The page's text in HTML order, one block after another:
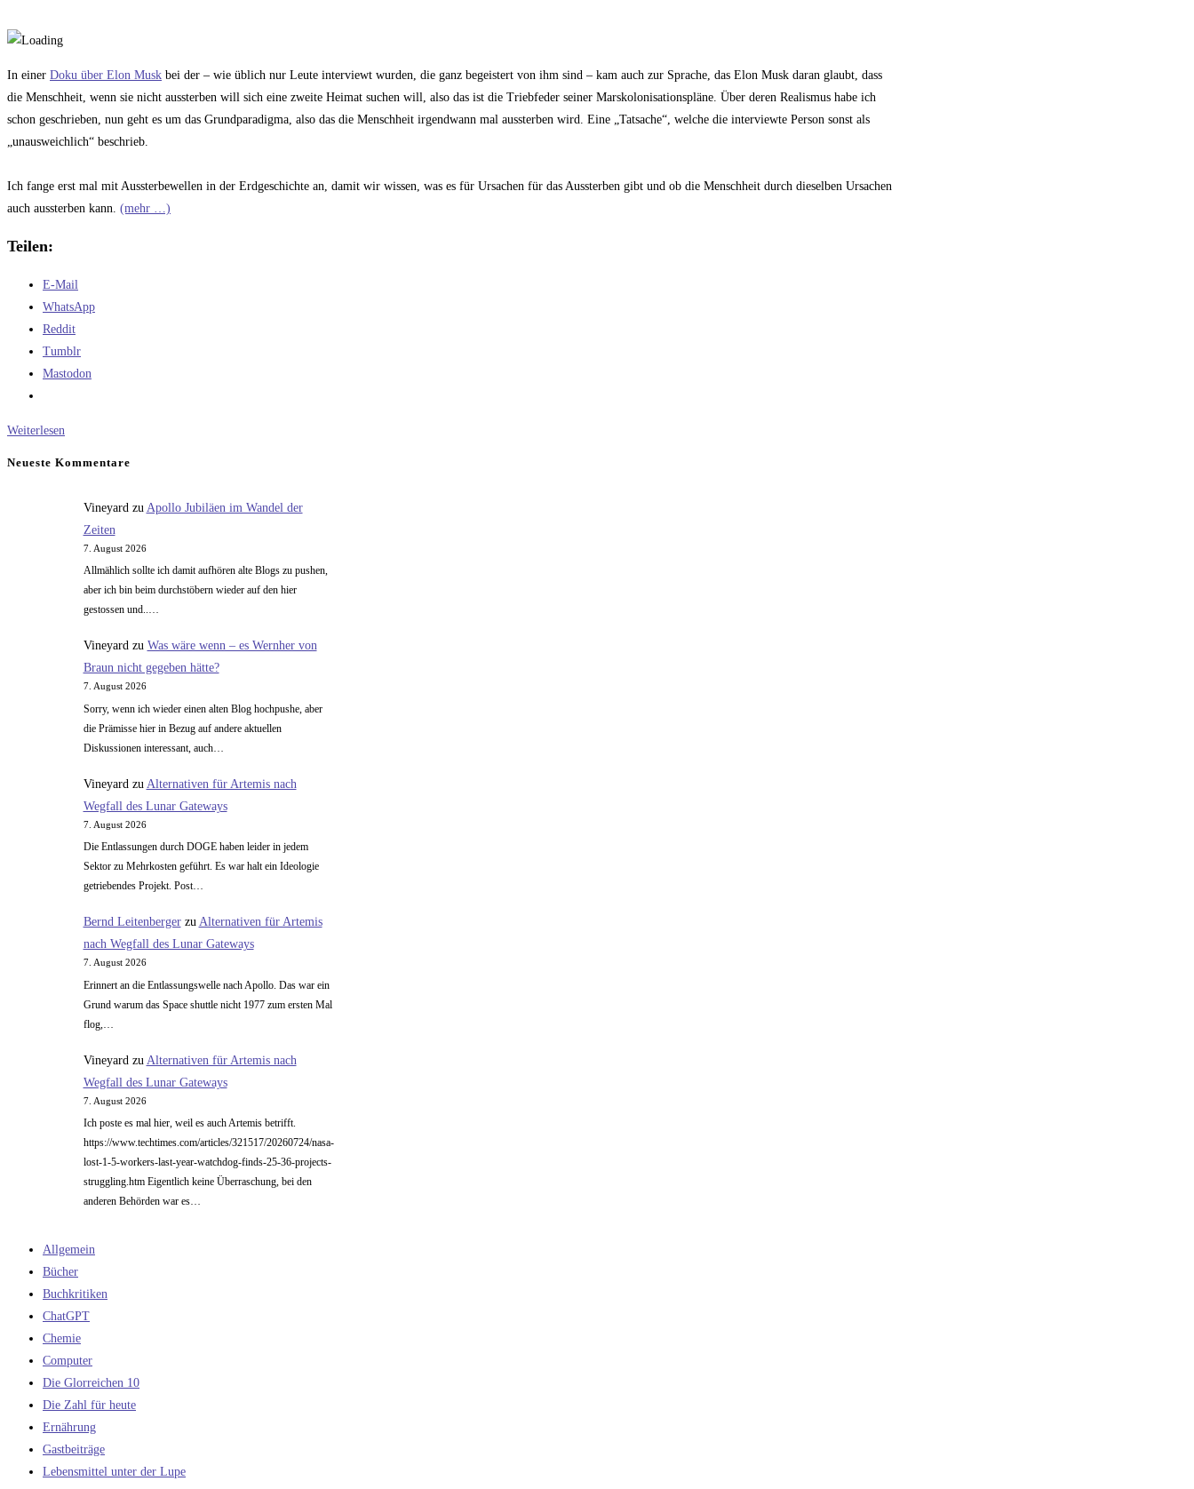
In einer Doku über Elon Musk bei der – wie üblich nur Leute interviewt wurden, die ganz begeistert von ihm sind – kam auch zur Sprache, das Elon Musk daran glaubt, dass
die Menschheit, wenn sie nicht aussterben will sich eine zweite Heimat suchen will, also das ist die Triebfeder seiner Marskolonisationspläne. Über deren Realismus habe ich
schon geschrieben, nun geht es um das Grundparadigma, also das die Menschheit irgendwann mal aussterben wird. Eine „Tatsache“, welche die interviewte Person sonst als
„unausweichlich“ beschrieb.
Ich fange erst mal mit Aussterbewellen in der Erdgeschichte an, damit wir wissen, was es für Ursachen für das Aussterben gibt und ob die Menschheit durch dieselben Ursachen
auch aussterben kann. (mehr …)
Teilen:
E-Mail
WhatsApp
Reddit
Tumblr
Mastodon
Weiterlesen
multiplanetare
Spezies
Neueste Kommentare
Vineyard zu Apollo Jubiläen im Wandel der
Zeiten
7. August 2026
Allmählich sollte ich damit aufhören alte Blogs zu pushen,
aber ich bin beim durchstöbern wieder auf den hier
gestossen und..…
Vineyardzu Was wäre wenn – es Wernher von
Braun nicht gegeben hätte?
7. August 2026
Sorry, wenn ich wieder einen alten Blog hochpushe, aber
die Prämisse hier in Bezug auf andere aktuellen
Diskussionen interessant, auch…
Vineyard zu Alternativen für Artemis nach
Wegfall des Lunar Gateways
7. August 2026
Die Entlassungen durch DOGE haben leider in jedem
Sektor zu Mehrkosten geführt. Es war halt ein Ideologie
getriebendes Projekt. Post…
Bernd Leitenbergerzu Alternativen für Artemis
nach Wegfall des Lunar Gateways
7. August 2026
Erinnert an die Entlassungswelle nach Apollo. Das war ein
Grund warum das Space shuttle nicht 1977 zum ersten Mal
flog,…
Vineyard zu Alternativen für Artemis nach
Wegfall des Lunar Gateways
7. August 2026
Ich poste es mal hier, weil es auch Artemis betrifft.
https://www.techtimes.com/articles/321517/20260724/nasa-
lost-1-5-workers-last-year-watchdog-finds-25-36-projects-
struggling.htm Eigentlich keine Überraschung, bei den
anderen Behörden war es…
Allgemein
Bücher
Buchkritiken
ChatGPT
Chemie
Computer
Die Glorreichen 10
Die Zahl für heute
Ernährung
Gastbeiträge
Lebensmittel unter der Lupe